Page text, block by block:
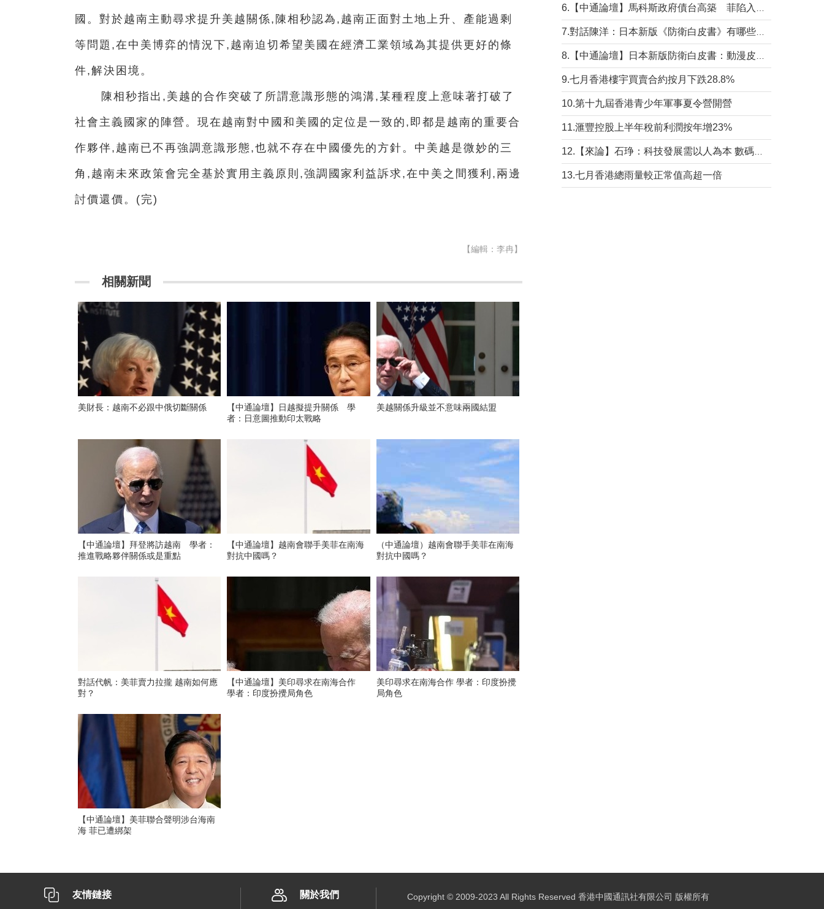
國。對於越南主動尋求提升美越關係,陳相秒認為,越南正面對土地上升、產能過剩
等問題,在中美博弈的情況下,越南迫切希望美國在經濟工業領域為其提供更好的條
件,解決困境。
陳相秒指出,美越的合作突破了所謂意識形態的鴻溝,某種程度上意味著打破了
社會主義國家的陣營。現在越南對中國和美國的定位是一致的,即都是越南的重要合
作夥伴,越南已不再強調意識形態,也就不存在中國優先的方針。中美越是微妙的三
角,越南未來政策會完全基於實用主義原則,強調國家利益訴求,在中美之間獲利,兩邊
討價還價。(完)
【編輯：李冉】
相關新聞
美財長：越南不必跟中俄切斷關係
【中通論壇】日越擬提升關係 學
者：日意圖推動印太戰略
美越關係升級並不意味兩國結盟
【中通論壇】拜登將訪越南 學者：
推進戰略夥伴關係或是重點
【中通論壇】越南會聯手美菲在南海
對抗中國嗎？
（中通論壇）越南會聯手美菲在南海
對抗中國嗎？
對話代帆：美菲賣力拉攏 越南如何應
對？
【中通論壇】美印尋求在南海合作
學者：印度扮攪局角色
美印尋求在南海合作 學者：印度扮攪
局角色
【中通論壇】美菲聯合聲明涉台海南
海 菲已遭綁架
9.七月香港樓宇買賣合約按月下跌28.8%
10.第十九屆香港青少年軍事夏令營開營
11.滙豐控股上半年稅前利潤按年增23%
13.七月香港總雨量較正常值高超一倍
友情鏈接 關於我們 Copyright © 2009-2023 All Rights Reserved 香港中國通訊社有限公司 版權所有